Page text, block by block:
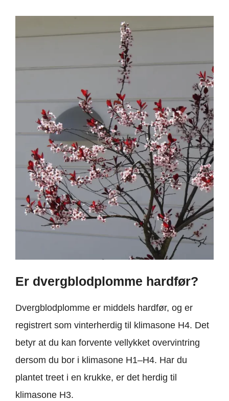
Er dvergblodplomme hardfør?
Dvergblodplomme er middels hardfør, og er
registrert som vinterherdig til klimasone H4. Det
betyr at du kan forvente vellykket overvintring
dersom du bor i klimasone H1–H4. Har du
plantet treet i en krukke, er det herdig til
klimasone H3.